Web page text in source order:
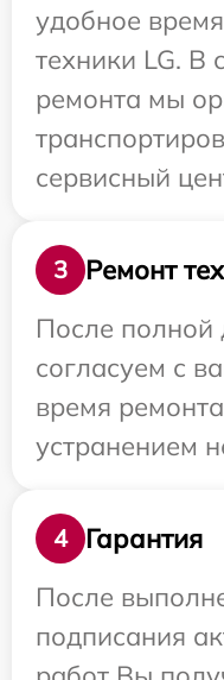
удобное
техники LG. В
ремонта мы
сервисный
3
Ремонт
После полной
согласуем с
время
устранением
4
Гарантия
После
подписания